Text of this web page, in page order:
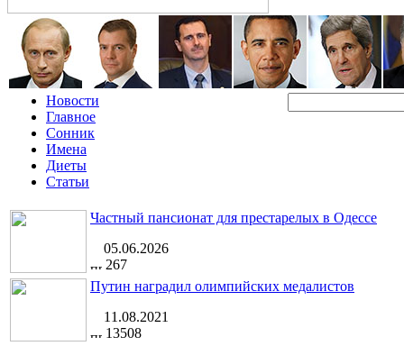
Новости
Главное
Сонник
Имена
Диеты
Статьи
Частный пансионат для престарелых в Одессе
05.06.2026
267
Путин наградил олимпийских медалистов
11.08.2021
13508